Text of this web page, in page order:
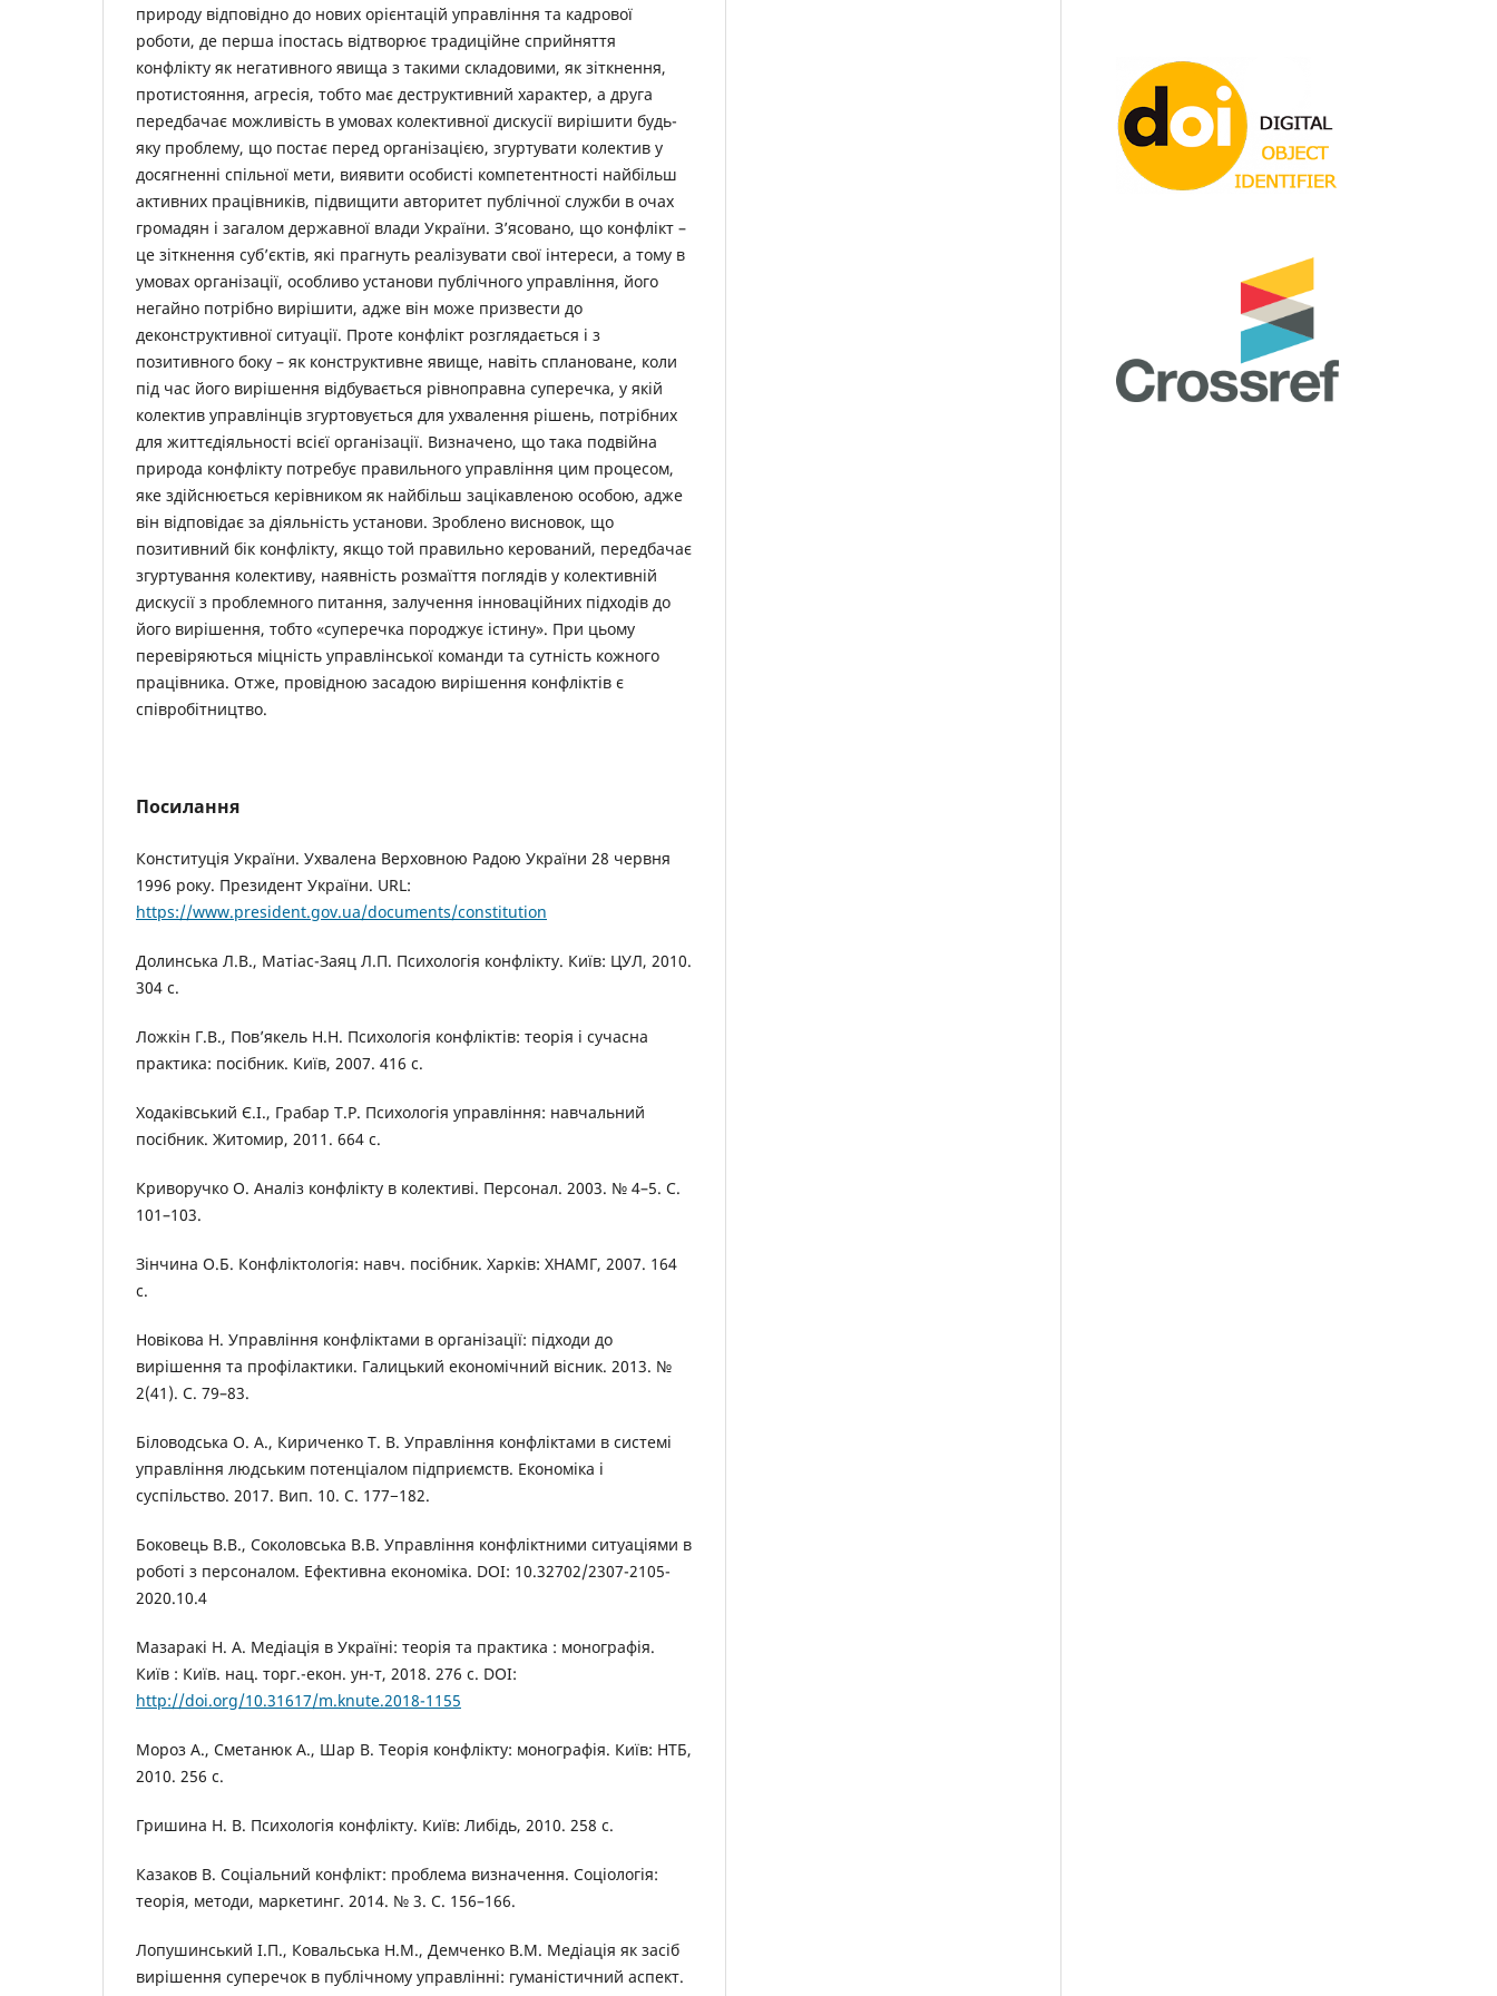
природу відповідно до нових орієнтацій управління та кадрової
роботи, де перша іпостась відтворює традиційне сприйняття
конфлікту як негативного явища з такими складовими, як зіткнення,
протистояння, агресія, тобто має деструктивний характер, а друга
передбачає можливість в умовах колективної дискусії вирішити будь-
яку проблему, що постає перед організацією, згуртувати колектив у
досягненні спільної мети, виявити особисті компетентності найбільш
активних працівників, підвищити авторитет публічної служби в очах
громадян і загалом державної влади України. З’ясовано, що конфлікт –
це зіткнення суб’єктів, які прагнуть реалізувати свої інтереси, а тому в
умовах організації, особливо установи публічного управління, його
негайно потрібно вирішити, адже він може призвести до
деконструктивної ситуації. Проте конфлікт розглядається і з
позитивного боку – як конструктивне явище, навіть сплановане, коли
під час його вирішення відбувається рівноправна суперечка, у якій
колектив управлінців згуртовується для ухвалення рішень, потрібних
для життєдіяльності всієї організації. Визначено, що така подвійна
природа конфлікту потребує правильного управління цим процесом,
яке здійснюється керівником як найбільш зацікавленою особою, адже
він відповідає за діяльність установи. Зроблено висновок, що
позитивний бік конфлікту, якщо той правильно керований, передбачає
згуртування колективу, наявність розмаїття поглядів у колективній
дискусії з проблемного питання, залучення інноваційних підходів до
його вирішення, тобто «суперечка породжує істину». При цьому
перевіряються міцність управлінської команди та сутність кожного
працівника. Отже, провідною засадою вирішення конфліктів є
співробітництво.
Посилання
Конституція України. Ухвалена Верховною Радою України 28 червня
1996 року. Президент України. URL:
https://www.president.gov.ua/documents/constitution
Долинська Л.В., Матіас-Заяц Л.П. Психологія конфлікту. Київ: ЦУЛ, 2010.
304 с.
Ложкін Г.В., Пов’якель Н.Н. Психологія конфліктів: теорія і сучасна
практика: посібник. Київ, 2007. 416 с.
Ходаківський Є.І., Грабар Т.Р. Психологія управління: навчальний
посібник. Житомир, 2011. 664 с.
Криворучко О. Аналіз конфлікту в колективі. Персонал. 2003. № 4–5. С.
101–103.
Зінчина О.Б. Конфліктологія: навч. посібник. Харків: ХНАМГ, 2007. 164
с.
Новікова Н. Управління конфліктами в організації: підходи до
вирішення та профілактики. Галицький економічний вісник. 2013. №
2(41). С. 79–83.
Біловодська О. А., Кириченко Т. В. Управління конфліктами в системі
управління людським потенціалом підприємств. Економіка і
суспільство. 2017. Вип. 10. С. 177−182.
Боковець В.В., Соколовська В.В. Управління конфліктними ситуаціями в
роботі з персоналом. Ефективна економіка. DОІ: 10.32702/2307-2105-
2020.10.4
Мазаракі Н. А. Медіація в Україні: теорія та практика : монографія.
Київ : Київ. нац. торг.-екон. ун-т, 2018. 276 с. DOI:
http://doi.org/10.31617/m.knute.2018-1155
Мороз А., Сметанюк А., Шар В. Теорія конфлікту: монографія. Київ: НТБ,
2010. 256 с.
Гришина Н. В. Психологія конфлікту. Київ: Либідь, 2010. 258 с.
Казаков В. Соціальний конфлікт: проблема визначення. Соціологія:
теорія, методи, маркетинг. 2014. № 3. С. 156–166.
Лопушинський І.П., Ковальська Н.М., Демченко В.М. Медіація як засіб
вирішення суперечок в публічному управлінні: гуманістичний аспект.